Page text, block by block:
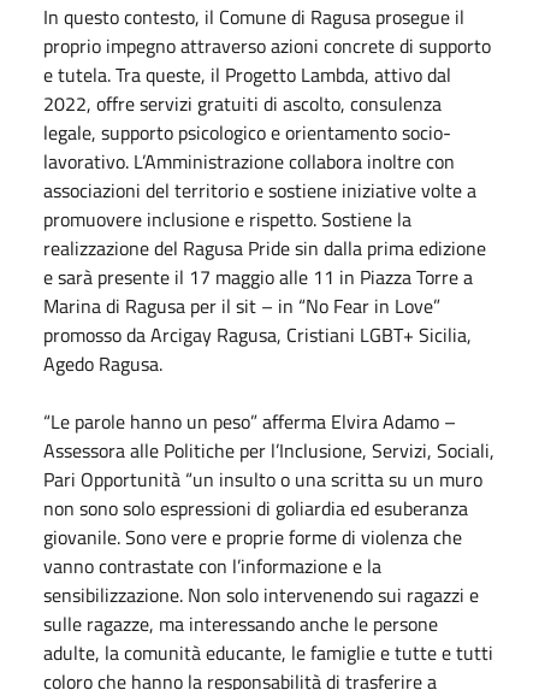
In questo contesto, il Comune di Ragusa prosegue il
proprio impegno attraverso azioni concrete di supporto
e tutela. Tra queste, il Progetto Lambda, attivo dal
2022, offre servizi gratuiti di ascolto, consulenza
legale, supporto psicologico e orientamento socio-
lavorativo. L’Amministrazione collabora inoltre con
associazioni del territorio e sostiene iniziative volte a
promuovere inclusione e rispetto. Sostiene la
realizzazione del Ragusa Pride sin dalla prima edizione
e sarà presente il 17 maggio alle 11 in Piazza Torre a
Marina di Ragusa per il sit – in “No Fear in Love”
promosso da Arcigay Ragusa, Cristiani LGBT+ Sicilia,
Agedo Ragusa.
“Le parole hanno un peso” afferma Elvira Adamo –
Assessora alle Politiche per l’Inclusione, Servizi, Sociali,
Pari Opportunità “un insulto o una scritta su un muro
non sono solo espressioni di goliardia ed esuberanza
giovanile. Sono vere e proprie forme di violenza che
vanno contrastate con l’informazione e la
sensibilizzazione. Non solo intervenendo sui ragazzi e
sulle ragazze, ma interessando anche le persone
adulte, la comunità educante, le famiglie e tutte e tutti
coloro che hanno la responsabilità di trasferire a